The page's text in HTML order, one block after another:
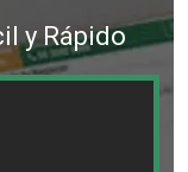
y Rápido